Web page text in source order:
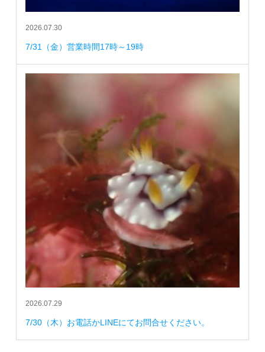
2026.07.30
7/31（金）営業時間17時～19時
2026.07.29
7/30（木）お電話かLINEにてお問合せください。